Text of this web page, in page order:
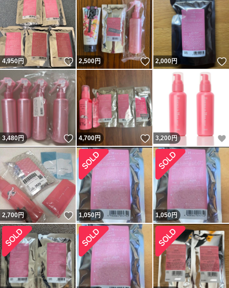
4,950円 いいね！
2,500円 いいね！
2,000円
3,480円 いいね！
4,700円 いいね！
3,200円
2,700円 いいね！
1,050円 1,050円